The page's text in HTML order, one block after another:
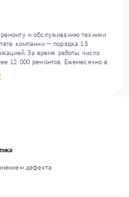
и обслуживанию техники
компании — порядка 18
За время работы число
12 000 ремонтов. Ежемесячно в
, , . Мы работаем с широким
результат благодаря
дефекта.